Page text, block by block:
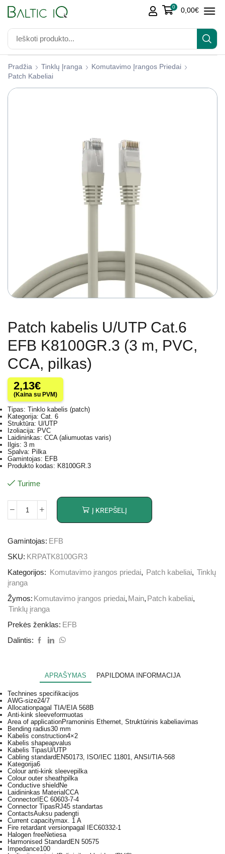
0 0,00€
Pradžia Tinklų Įranga
Komutavimo Įrangos Priedai
Patch Kabeliai
Patch kabelis U/UTP Cat.6
EFB K8100GR.3 (3 m, PVC,
CCA, pilkas)
2,13€
(Kaina su PVM)
Tipas: Tinklo kabelis (patch)
Kategorija: Cat. 6
Struktūra: U/UTP
Izoliacija: PVC
Laidininkas: CCA (aliumuotas varis)
Ilgis: 3 m
Spalva: Pilka
Gamintojas: EFB
Produkto kodas: K8100GR.3
Turime
Į KREPŠELĮ
Gamintojas: EFB
SKU: KRPATK8100GR3
Kategorijos:
Komutavimo įrangos priedai, Patch kabeliai, Tinklų
įranga
Žymos: Komutavimo įrangos priedai, Main, Patch kabeliai,
Tinklų įranga
Prekės ženklas: EFB
Dalintis:
APRAŠYMAS PAPILDOMA INFORMACIJA
Technines specifikacijos
AWG-size24/7
Allocationpagal TIA/EIA 568B
Anti-kink sleeveformuotas
Area of applicationPramoninis Ethernet, Struktūrinis kabeliavimas
Bending radius30 mm
Kabelis construction4×2
Kabelis shapeapvalus
Kabelis TipasU/UTP
Cabling standard EN50173, ISO/IEC 11801, ANSI/TIA-568
Kategorija6
Colour anti-kink sleevepilka
Colour outer sheathpilka
Conductive shield Ne
Laidininkas Material CCA
ConnectorIEC 60603-7-4
Connector Tipas RJ45 standartas
ContactsAuksu padengti
Current capacitymax. 1 A
Fire retardant versionpagal IEC60332-1
Halogen freeNetiesa
Harmonised Standard EN 50575
Impedance100